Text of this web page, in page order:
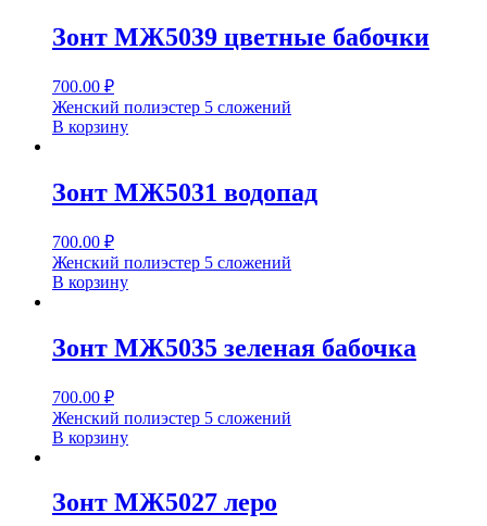
Зонт МЖ5039 цветные бабочки
700.00 ₽
Женский полиэстер 5 сложений
В корзину
Зонт МЖ5031 водопад
700.00 ₽
Женский полиэстер 5 сложений
В корзину
Зонт МЖ5035 зеленая бабочка
700.00 ₽
Женский полиэстер 5 сложений
В корзину
Зонт МЖ5027 леро